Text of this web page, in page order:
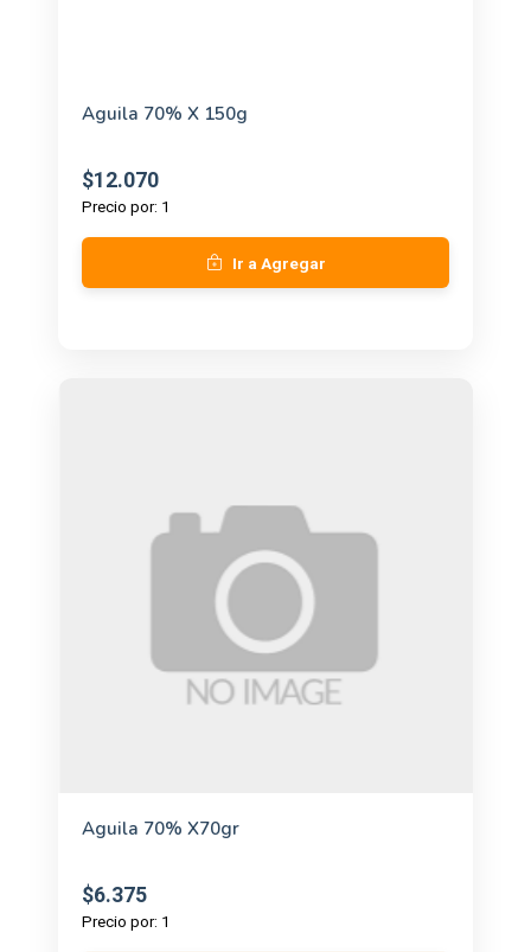
Aguila 70% X 150g
$12.070
Precio por: 1
Ir a Agregar
Aguila 70% X70gr
$6.375
Precio por: 1